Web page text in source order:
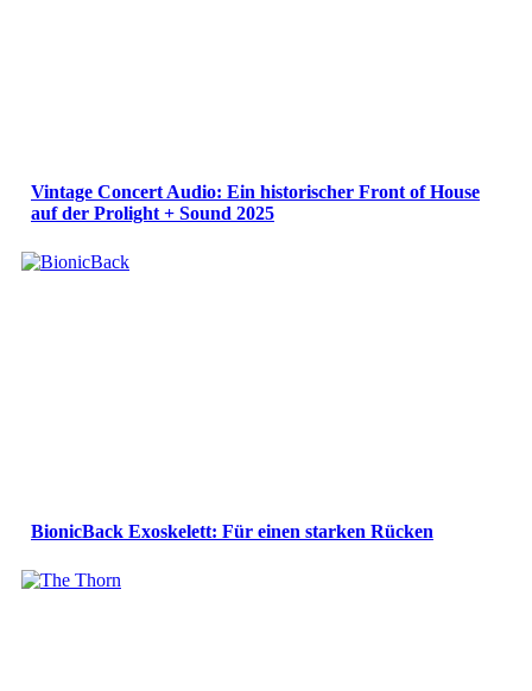
Vintage Concert Audio: Ein historischer Front of House
auf der Prolight + Sound 2025
BionicBack Exoskelett: Für einen starken Rücken